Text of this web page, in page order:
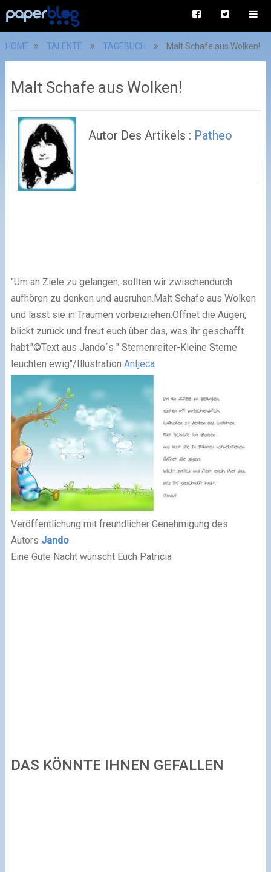
HOME TALENTE TAGEBUCH Malt Schafe aus Wolken!
Malt Schafe aus Wolken!
Autor Des Artikels : Patheo
"Um an Ziele zu gelangen, sollten wir zwischendurch
aufhören zu denken und ausruhen.Malt Schafe aus Wolken
und lasst sie in Träumen vorbeiziehen.Öffnet die Augen,
blickt zurück und freut euch über das, was ihr geschafft
habt."©Text aus Jando´s " Sternenreiter-Kleine Sterne
leuchten ewig"/Illustration Antjeca
Veröffentlichung mit freundlicher Genehmigung des
Autors Jando
Eine Gute Nacht wünscht Euch Patricia
DAS KÖNNTE IHNEN GEFALLEN